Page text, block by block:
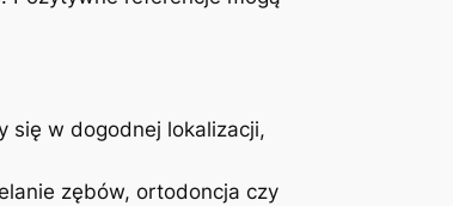
się⁣ w‍ dogodnej lokalizacji,
zębów, ortodoncja czy​